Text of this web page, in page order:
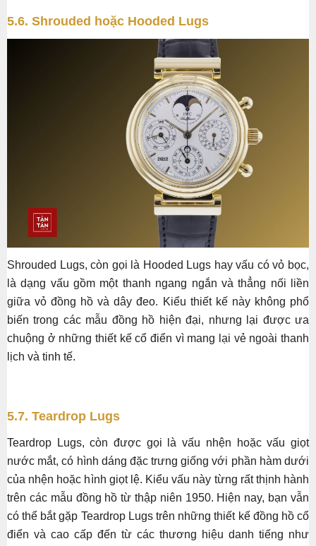
5.6. Shrouded hoặc Hooded Lugs
Shrouded Lugs, còn gọi là Hooded Lugs hay vấu có vỏ bọc,
là dạng vấu gồm một thanh ngang ngắn và thẳng nối liền
giữa vỏ đồng hồ và dây đeo. Kiểu thiết kế này không phổ
biến trong các mẫu đồng hồ hiện đại, nhưng lại được ưa
chuộng ở những thiết kế cổ điển vì mang lại vẻ ngoài thanh
lịch và tinh tế.
5.7. Teardrop Lugs
Teardrop Lugs, còn được gọi là vấu nhện hoặc vấu giọt
nước mắt, có hình dáng đặc trưng giống với phần hàm dưới
của nhện hoặc hình giọt lệ. Kiểu vấu này từng rất thịnh hành
trên các mẫu đồng hồ từ thập niên 1950. Hiện nay, bạn vẫn
có thể bắt gặp Teardrop Lugs trên những thiết kế đồng hồ cổ
điển và cao cấp đến từ các thương hiệu danh tiếng như